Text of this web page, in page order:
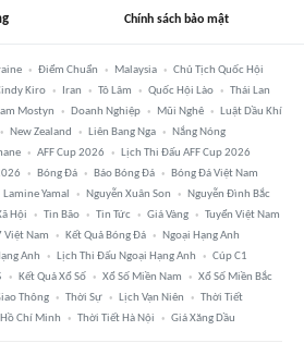
Chính sách bảo mật
Điểm Chuẩn Malaysia
Chủ Tịch Quốc Hội
Kiro Iran Tô Lâm Quốc Hội Lào
Thái Lan
Mostyn Doanh Nghiệp Mũi Nghê
Luật Dầu Khí
New Zealand Liên Bang Nga
Nắng Nóng
AFF Cup 2026
Lịch Thi Đấu AFF Cup 2026
Bóng Đá Báo Bóng Đá
Bóng Đá Việt Nam
Lamine Yamal Nguyễn Xuân Son
Nguyễn Đình Bắc
Hội Tin Bão Tin Tức Giá Vàng
Tuyển Việt Nam
Việt Nam Kết Quả Bóng Đá
Ngoại Hạng Anh
Anh
Lịch Thi Đấu Ngoại Hạng Anh
Cúp C1
Kết Quả Xổ Số Xổ Số Miền Nam
Xổ Số Miền Bắc
Thông Thời Sự Lịch Vạn Niên
Thời Tiết
Chí Minh
Thời Tiết Hà Nội Giá Xăng Dầu